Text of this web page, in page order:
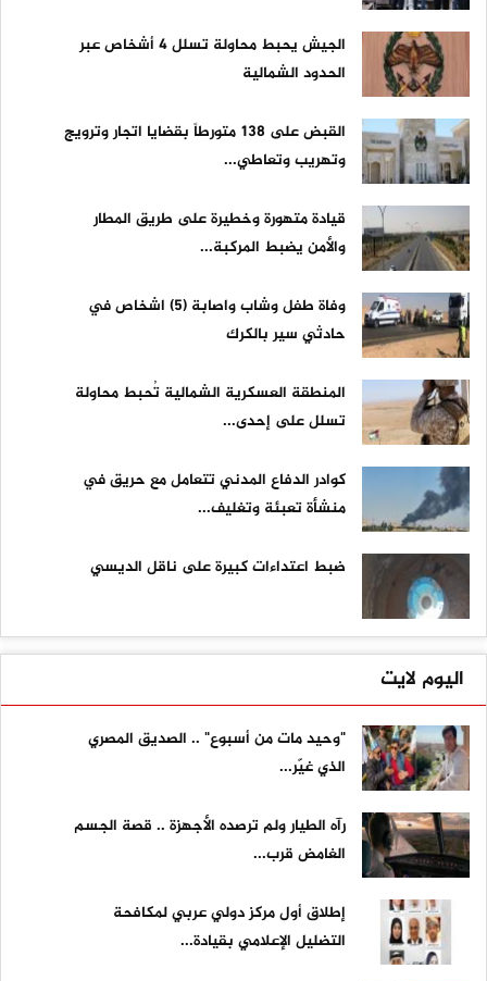
الجيش يحبط محاولة تسلل 4 أشخاص عبر
الحدود الشمالية
القبض على ١٣٨ متورطاً بقضايا اتجار وترويج
وتهريب وتعاطي...
قيادة متهورة وخطيرة على طريق المطار
والأمن يضبط المركبة...
وفاة طفل وشاب واصابة (5) اشخاص في
حادثي سير بالكرك
المنطقة العسكرية الشمالية تُحبط محاولة
تسلل على إحدى...
كوادر الدفاع المدني تتعامل مع حريق في
منشأة تعبئة وتغليف...
ضبط اعتداءات كبيرة على ناقل الديسي
اليوم لايت
"وحيد مات من أسبوع" .. الصديق المصري
الذي غيّر...
رآه الطيار ولم ترصده الأجهزة .. قصة الجسم
الغامض قرب...
إطلاق أول مركز دولي عربي لمكافحة
التضليل الإعلامي بقيادة...